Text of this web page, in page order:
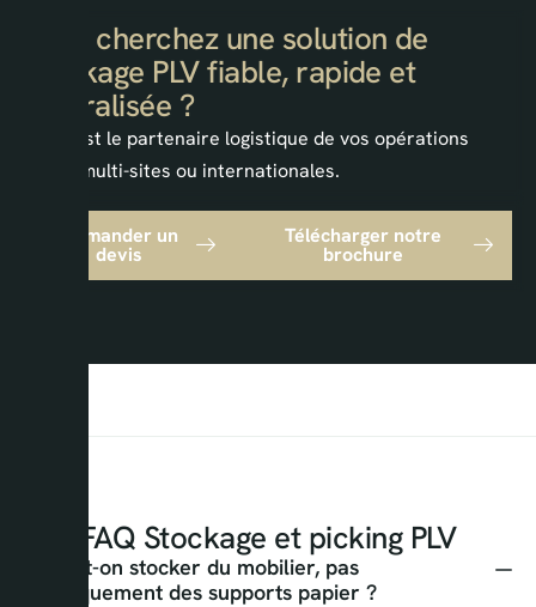
Vous cherchez une solution de
stockage PLV fiable, rapide et
centralisée ?
AKPS est le partenaire logistique de vos opérations
retail, multi-sites ou internationales.
Demander un
devis
Télécharger notre
brochure
FAQ Stockage et picking PLV
Peut-on stocker du mobilier, pas
uniquement des supports papier ?